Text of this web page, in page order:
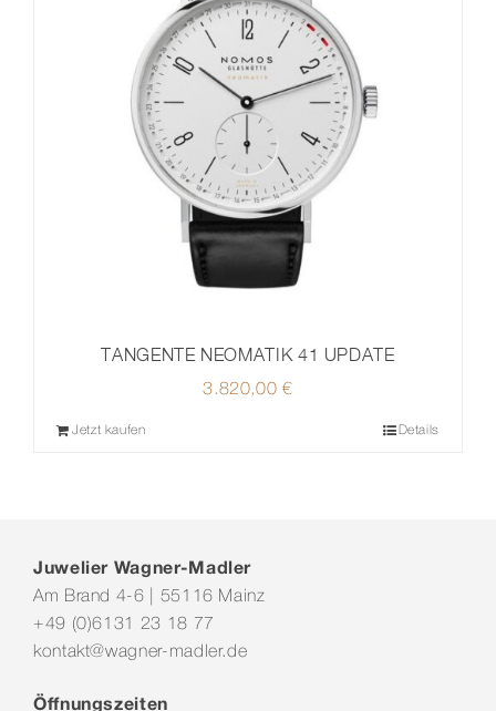
TANGENTE NEOMATIK 41 UPDATE
3.820,00€
Jetzt kaufen Details
Juwelier Wagner-Madler
Am Brand 4-6 | 55116 Mainz
+49 (0)6131 23 18 77
kontakt@wagner-madler.de
Öffnungszeiten